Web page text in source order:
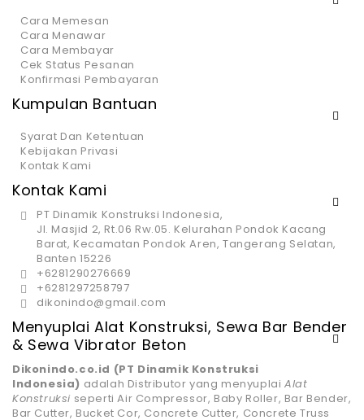
Cara Memesan
Cara Menawar
Cara Membayar
Cek Status Pesanan
Konfirmasi Pembayaran
Kumpulan Bantuan
Syarat Dan Ketentuan
Kebijakan Privasi
Kontak Kami
Kontak Kami
PT Dinamik Konstruksi Indonesia,
Jl. Masjid 2, Rt.06 Rw.05. Kelurahan Pondok Kacang
Barat, Kecamatan Pondok Aren, Tangerang Selatan,
Banten 15226
+6281290276669
+6281297258797
dikonindo@gmail.com
Menyuplai Alat Konstruksi, Sewa Bar Bender
& Sewa Vibrator Beton
Dikonindo.co.id (PT Dinamik Konstruksi
Indonesia) adalah Distributor yang menyuplai Alat
Konstruksi seperti Air Compressor, Baby Roller, Bar Bender,
Bar Cutter, Bucket Cor, Concrete Cutter, Concrete Truss